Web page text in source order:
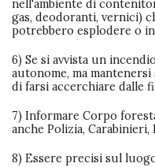
nell'ambiente di
gas, deodoranti, vernici)
potrebbero esplodere o
6) Se si avvista un
autonome, ma
di farsi accerchiare dalle
7) Informare Corpo
anche Polizia,
8) Essere precisi sul